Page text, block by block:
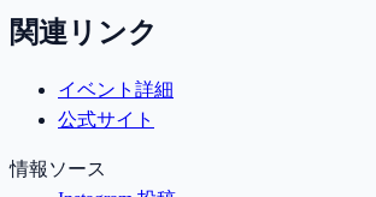
関連リンク
イベント詳細
公式サイト
情報ソース